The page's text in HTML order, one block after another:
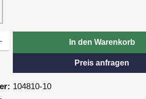
In den Warenkorb
Preis anfragen
104810-10